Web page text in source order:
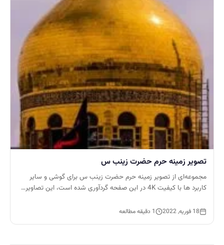
تصویر زمینه حرم حضرت زینب س
مجموعه‌ای از تصویر زمینه حرم حضرت زینب س برای گوشی و سایر
کاربرد ها با کیفیت 4K در این صفحه گردآوری شده است، این تصاویر…
18 فوریه, 2022 1 دقیقه مطالعه